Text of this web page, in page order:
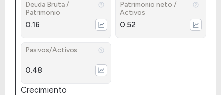
Deuda Bruta /
Patrimonio
0.16
Patrimonio neto /
Activos
0.52
Pasivos/Activos
0.48
Crecimiento